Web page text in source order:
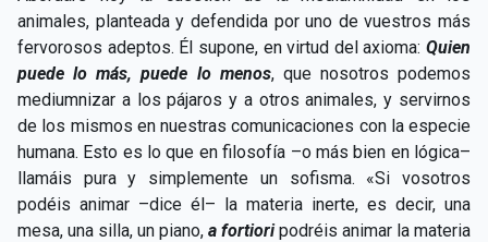
animales, planteada y defendida por uno de vuestros más
fervorosos adeptos. Él supone, en virtud del axioma: Quien
puede lo más, puede lo menos, que nosotros podemos
mediumnizar a los pájaros y a otros animales, y servirnos
de los mismos en nuestras comunicaciones con la especie
humana. Esto es lo que en filosofía –o más bien en lógica–
llamáis pura y simplemente un sofisma. «Si vosotros
podéis animar –dice él– la materia inerte, es decir, una
mesa, una silla, un piano, a fortioripodréis animar la materia